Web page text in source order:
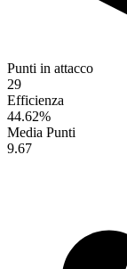
Punti in attacco
29
Efficienza
44.62%
Media Punti
9.67